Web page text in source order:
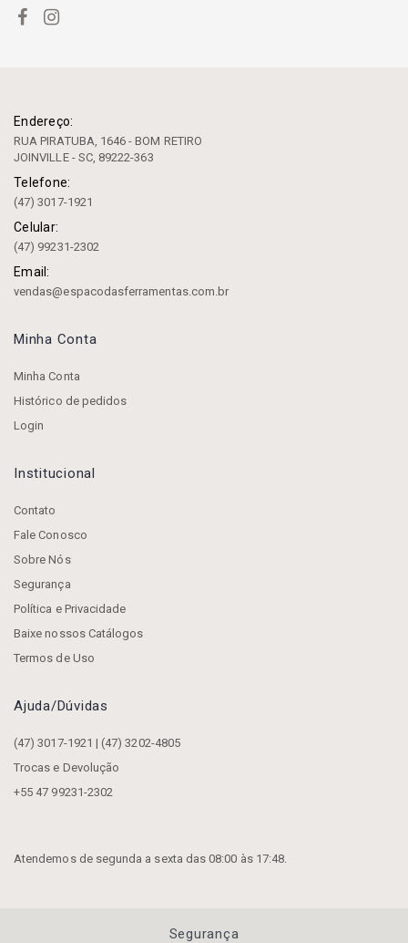
Endereço:
RUA PIRATUBA, 1646 - BOM RETIRO
JOINVILLE - SC, 89222-363
Telefone:
(47) 3017-1921
Celular:
(47) 99231-2302
Email:
vendas@espacodasferramentas.com.br
Minha Conta
Minha Conta
Histórico de pedidos
Login
Institucional
Contato
Fale Conosco
Sobre Nós
Segurança
Política e Privacidade
Baixe nossos Catálogos
Termos de Uso
Ajuda/dúvidas
(47) 3017-1921 | (47) 3202-4805
Trocas e Devolução
+55 47 99231-2302
Atendemos de segunda a sexta das 08:00 às 17:48.
Segurança